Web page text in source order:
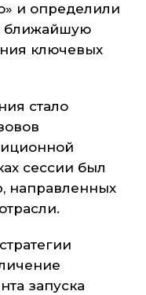
и определили
ближайшую
ключевых
стало
сессии был
направленных
запуска